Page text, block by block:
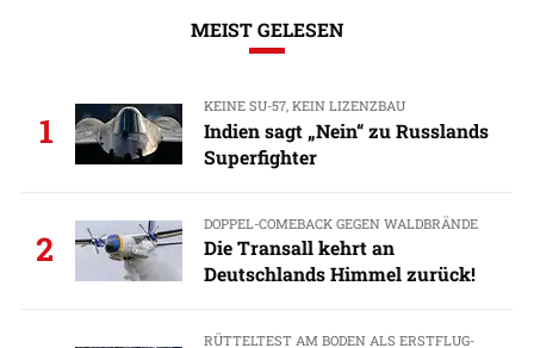
MEIST GELESEN
1
KEINE SU-57, KEIN LIZENZBAU
Indien sagt „Nein“ zu Russlands
Superfighter
2
DOPPEL-COMEBACK GEGEN WALDBRÄNDE
Die Transall kehrt an
Deutschlands Himmel zurück!
RÜTTELTEST AM BODEN ALS ERSTFLUG-